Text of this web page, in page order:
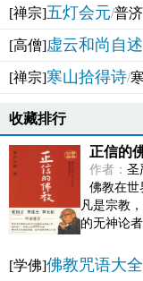
[禅宗]五灯会元/普济
[高僧]虚云和尚自
[禅宗]寒山拾得诗/
收藏排行
正信的
作者： 圣
佛教在世
凡是宗教
的无神论
[学佛]佛教咒语大全